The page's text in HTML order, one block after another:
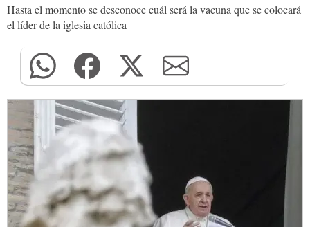
Hasta el momento se desconoce cuál será la vacuna que se colocará
el líder de la iglesia católica